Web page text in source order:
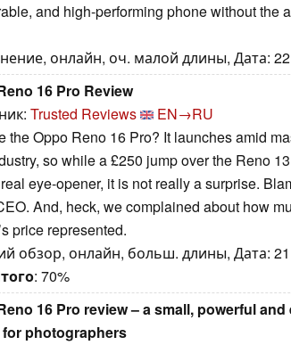
and high-performing phone without the
онлайн, оч. малой длины, Дата:
16 Pro Review
Trusted Reviews
EN→RU
the Oppo Reno 16 Pro? It launches amid
so while a £250 jump over the Reno
eye-opener, it is not really a surprise.
And, heck, we complained about how
price represented.
обзор, онлайн, больш. длины, Дата:
: 70%
16 Pro review – a small, powerful
photographers